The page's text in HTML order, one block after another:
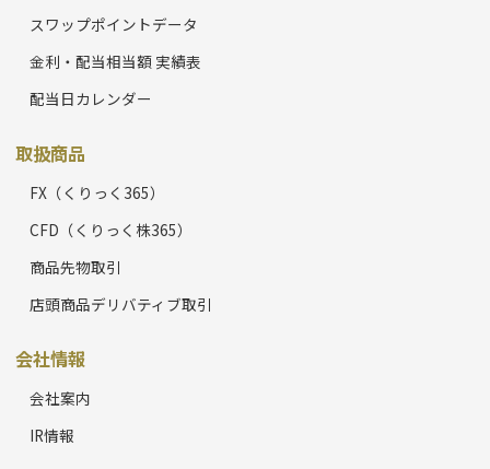
スワップポイントデータ
金利・配当相当額 実績表
配当日カレンダー
取扱商品
FX（くりっく365）
CFD（くりっく株365）
商品先物取引
店頭商品デリバティブ取引
会社情報
会社案内
IR情報